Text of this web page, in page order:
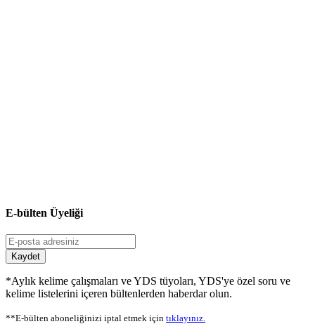
E-bülten Üyeliği
Kaydet
*Aylık kelime çalışmaları ve YDS tüyoları, YDS'ye özel soru ve
kelime listelerini içeren bültenlerden haberdar olun.
**E-bülten aboneliğinizi iptal etmek için tıklayınız.